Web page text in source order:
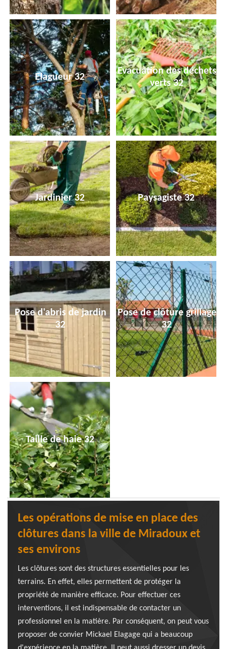
Elagueur 32
Evacuation des déchets
verts 32
Jardinier 32 Paysagiste 32
Pose d'abris de jardin
32
Pose de clôture grillage
32
Taille de haie 32
Les opérations de mise en place des
clôtures dans la ville de Miradoux et
ses environs
Les clôtures sont des structures essentielles pour les
terrains. En effet, elles permettent de protéger la
propriété de manière efficace. Pour effectuer ces
interventions, il est indispensable de contacter un
professionnel en la matière. Par conséquent, on peut vous
proposer de convier Mickael Elagage qui a beaucoup